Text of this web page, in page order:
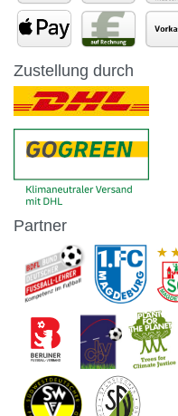
Zustellung durch
Partner